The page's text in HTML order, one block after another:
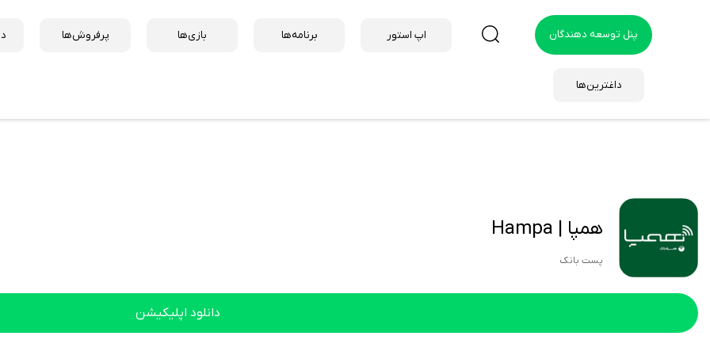
پنل توسعه دهندگان اپ استور برنامه‌ها بازی‌ها پرفروش‌ها
داغترین‌ها
همپا | Hampa
پست بانک
دانلود اپلیکیشن